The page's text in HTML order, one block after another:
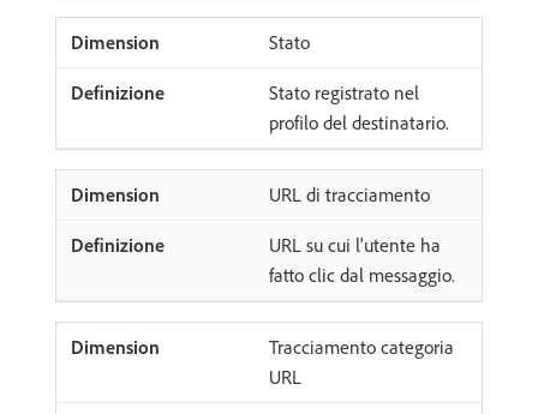
Stato
Stato registrato nel
profilo del destinatario.
URL di tracciamento
URL su cui l'utente ha
fatto clic dal messaggio.
Tracciamento categoria
URL